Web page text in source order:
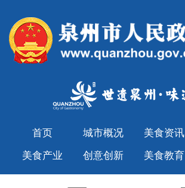
首页 城市概况 美食资讯
美食产业
创意创新 美食教育